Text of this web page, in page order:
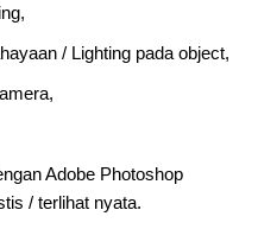
/ Lighting pada object,
Adobe Photoshop
/ terlihat nyata.